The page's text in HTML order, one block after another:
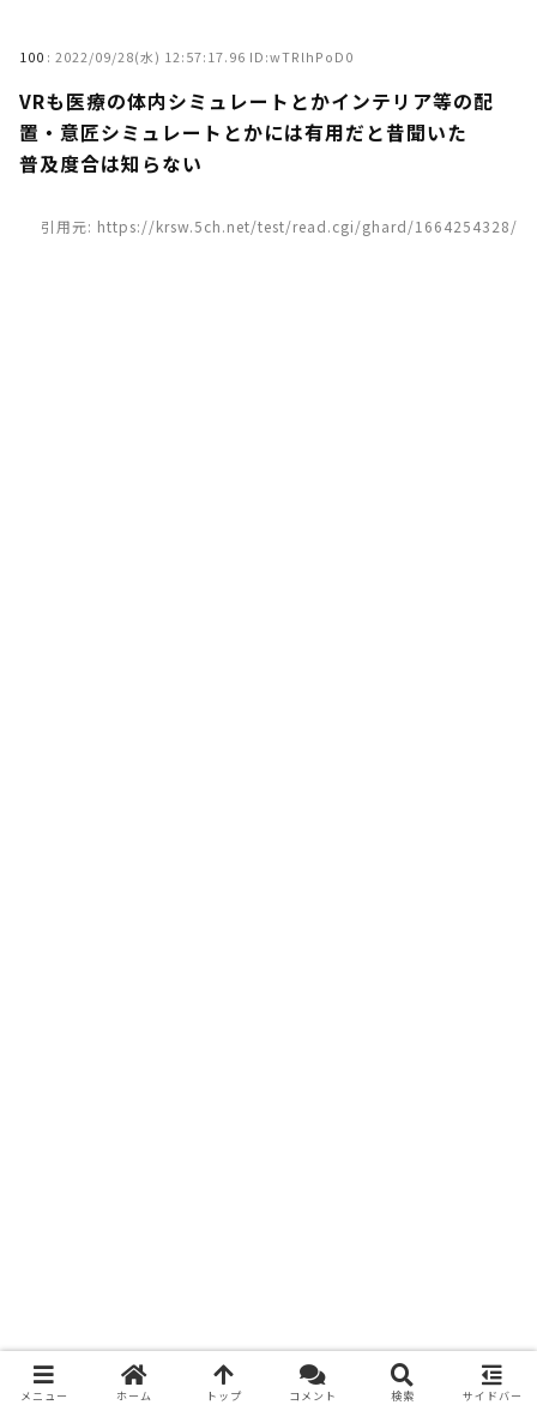
100 : 2022/09/28(水) 12:57:17.96 ID:wTRlhPoD0
VRも医療の体内シミュレートとかインテリア等の配
置・意匠シミュレートとかには有用だと昔聞いた
普及度合は知らない
引用元: https://krsw.5ch.net/test/read.cgi/ghard/1664254328/
メニュー ホーム トップ コメント 検索 サイドバー